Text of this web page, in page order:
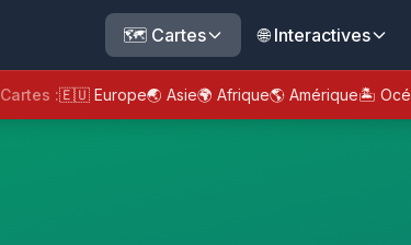
🗺️ Cartes 🌐 Interactives
Cartes :🇪🇺 Europe🌏 Asie🌍 Afrique🌎 Amérique🏝️